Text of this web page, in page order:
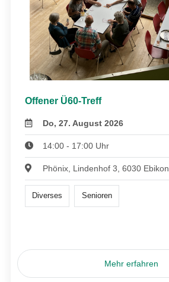
Offener Ü60-Treff
Do, 27. August 2026
14:00 - 17:00 Uhr
Phönix, Lindenhof 3, 6030 Ebikon
Diverses Senioren
Mehr erfahren